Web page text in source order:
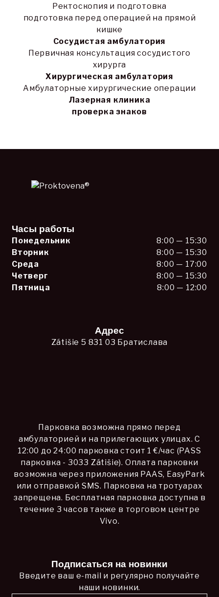
Ректоскопия и подготовка
подготовка перед операцией на прямой
кишке
Сосудистая амбулатория
Первичная консультация сосудистого
хирурга
Хирургическая амбулатория
Амбулаторные хирургические операции
Лазерная клиника
проверка знаков
Часы работы
Понедельник
8:00 — 15:30
Вторник
8:00 — 15:30
Среда
8:00 — 17:00
Четверг
8:00 — 15:30
Пятница
8:00 — 12:00
Адрес
Zátišie 5 831 03 Братислава
Парковка возможна прямо перед
амбулаторией и на прилегающих улицах. С
12:00 до 24:00 парковка стоит 1 €/час (PASS
парковка - 3033 Zátišie). Оплата парковки
возможна через приложения PAAS, EasyPark
или отправкой SMS. Парковка на тротуарах
запрещена. Бесплатная парковка доступна в
течение 3 часов также в торговом центре
Vivo.
Подписаться на новинки
Введите ваш e-mail и регулярно получайте
наши новинки.